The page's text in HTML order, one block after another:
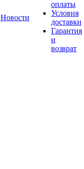
Новости
оплаты
Условия
доставки
Гарантия
и
возврат